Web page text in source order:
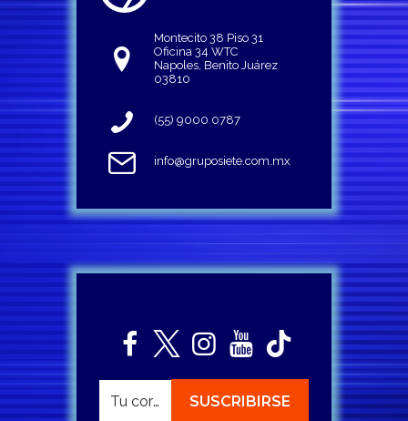
Montecito 38 Piso 31
Oficina 34 WTC
Napoles, Benito Juárez
03810
(55) 9000 0787
info@gruposiete.com.mx